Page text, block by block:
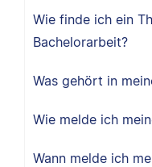
Wie finde ich ein
Bachelorarbeit?
Was gehört in
Wie melde ich
Wann melde ich